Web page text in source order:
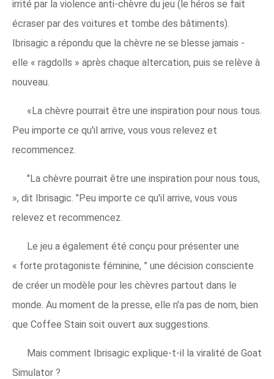
irrité par la violence anti-chèvre du jeu (le héros se fait
écraser par des voitures et tombe des bâtiments).
Ibrisagic a répondu que la chèvre ne se blesse jamais -
elle « ragdolls » après chaque altercation, puis se relève à
nouveau.
«La chèvre pourrait être une inspiration pour nous tous.
Peu importe ce qu'il arrive, vous vous relevez et
recommencez.
"La chèvre pourrait être une inspiration pour nous tous,
», dit Ibrisagic. "Peu importe ce qu'il arrive, vous vous
relevez et recommencez.
Le jeu a également été conçu pour présenter une
« forte protagoniste féminine, ” une décision consciente
de créer un modèle pour les chèvres partout dans le
monde. Au moment de la presse, elle n'a pas de nom, bien
que Coffee Stain soit ouvert aux suggestions.
Mais comment Ibrisagic explique-t-il la viralité de Goat
Simulator ?